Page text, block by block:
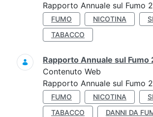
Rapporto Annuale sul Fumo
FUMO NICOTINA
TABACCO
Rapporto Annuale sul Fumo
Contenuto Web
Rapporto Annuale sul Fumo
FUMO NICOTINA
TABACCO
DANNI DA